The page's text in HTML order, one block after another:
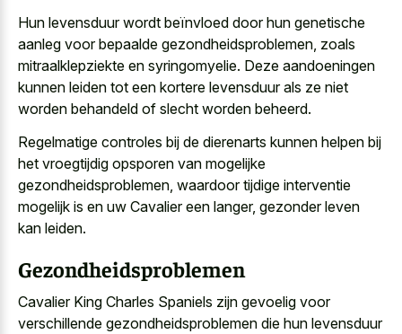
Hun levensduur wordt beïnvloed door hun genetische
aanleg voor bepaalde gezondheidsproblemen, zoals
mitraalklepziekte en syringomyelie. Deze aandoeningen
kunnen leiden tot een kortere levensduur als ze niet
worden behandeld of slecht worden beheerd.
Regelmatige controles bij de dierenarts kunnen helpen bij
het vroegtijdig opsporen van mogelijke
gezondheidsproblemen, waardoor tijdige interventie
mogelijk is en uw Cavalier een langer, gezonder leven
kan leiden.
Gezondheidsproblemen
Cavalier King Charles Spaniels zijn gevoelig voor
verschillende gezondheidsproblemen die hun levensduur